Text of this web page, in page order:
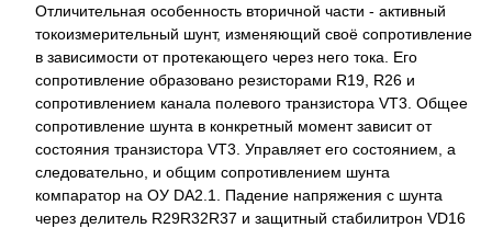
Отличительная особенность вторичной части - активный
токоизмерительный шунт, изменяющий своё сопротивление
в зависимости от протекающего через него тока. Его
сопротивление образовано резисторами R19, R26 и
сопротивлением канала полевого транзистора VT3. Общее
сопротивление шунта в конкретный момент зависит от
состояния транзистора VT3. Управляет его состоянием, а
следовательно, и общим сопротивлением шунта
компаратор на ОУ DA2.1. Падение напряжения с шунта
через делитель R29R32R37 и защитный стабилитрон VD16